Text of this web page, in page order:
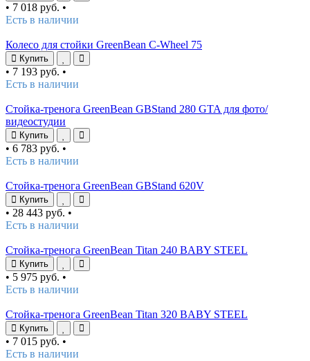
• 7 018 руб. •
Есть в наличии
Колесо для стойки GreenBean C-Wheel 75
Купить
• 7 193 руб. •
Есть в наличии
Стойка-тренога GreenBean GBStand 280 GTA для фото/
видеостудии
Купить
• 6 783 руб. •
Есть в наличии
Стойка-тренога GreenBean GBStand 620V
Купить
• 28 443 руб. •
Есть в наличии
Стойка-тренога GreenBean Titan 240 BABY STEEL
Купить
• 5 975 руб. •
Есть в наличии
Стойка-тренога GreenBean Titan 320 BABY STEEL
Купить
• 7 015 руб. •
Есть в наличии